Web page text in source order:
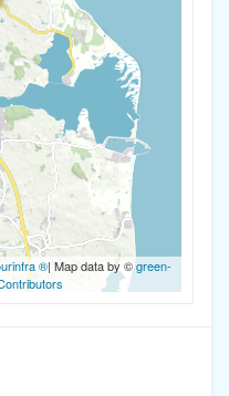
®| Map data by ©green-